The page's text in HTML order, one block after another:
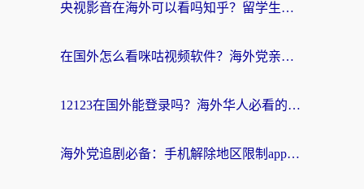
央视影音在海外可以看吗知乎？留学生亲测：3步解决地域限制+追剧自由
在国外怎么看咪咕视频软件？海外党亲测有效的回国加速方案
12123在国外能登录吗？海外华人必看的回国加速实用指南
海外党追剧必备：手机解除地区限制app怎么选？解决央视视频&国内剧地区限制全指南